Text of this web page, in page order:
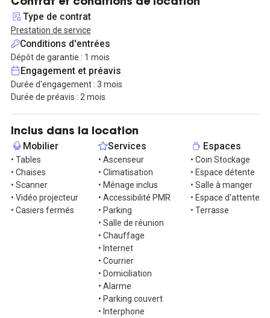
d'un accès à un bureau privatif.
Compris dans le prix du loyer :
- D'une salle de détente équipée d’un frigo, micro-ondes,
bouilloire et d’une cafetière dans laquelle vous pourrez discuter
avec nos consultants en stratégie d’entreprise.
- D'une terrasse aménagée pour vos réunions ou votre détente.
- D'un accueil et une salle d’attente pour vos visiteurs.
- D'une salle de réunion d’une capacité de 12 personnes équipée
d’un visio projecteur, accessible sur réservation
- Connexion Wifi
Informations complémentaires sur cet espace de
travail
Bureau lumineux
Type de contrat
Prestation de service
Conditions d'entrées
Dépôt de garantie : 1 mois
Engagement et préavis
Durée d'engagement : 3 mois
Durée de préavis : 2 mois
Inclus dans la location
Mobilier
• Tables
• Chaises
• Scanner
• Vidéo projecteur
• Casiers fermés
Services
• Ascenseur
• Climatisation
• Ménage inclus
• Accessibilité PMR
• Parking
• Salle de réunion
• Chauffage
• Internet
• Courrier
• Domiciliation
• Alarme
• Parking couvert
• Interphone
Espaces
• Coin Stockage
• Espace détente
• Salle à manger
• Espace d'attente
• Terrasse